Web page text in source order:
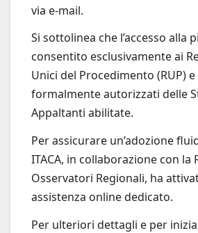
via e-mail.
Si sottolinea che l’accesso alla
consentito esclusivamente ai
Unici del Procedimento (RUP)
formalmente autorizzati delle
Appaltanti abilitate.
Per assicurare un’adozione
ITACA, in collaborazione con la
Osservatori Regionali, ha
assistenza online dedicato.
Per ulteriori dettagli e per